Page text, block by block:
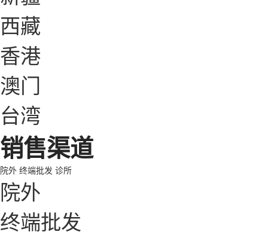
西藏
香港
澳门
台湾
销售渠道
院外 终端批发 诊所
院外
终端批发